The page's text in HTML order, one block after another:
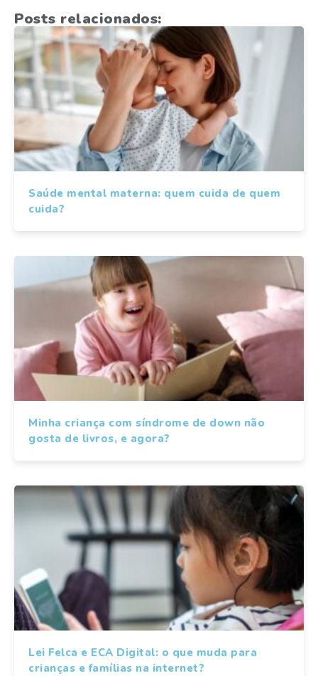
Posts relacionados:
Saúde mental materna: quem cuida de quem
cuida?
Minha criança com síndrome de down não
gosta de livros, e agora?
Lei Felca e ECA Digital: o que muda para
crianças e famílias na internet?